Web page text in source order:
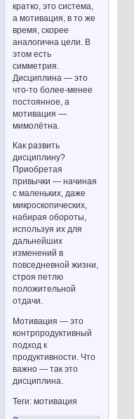
кратко, это система,
а мотивация, в то же
время, скорее
аналогична цели. В
этом есть
симметрия.
Дисциплина — это
что-то более-менее
постоянное, а
мотивация —
мимолётна.
Как развить
дисциплину?
Приобретая
привычки — начиная
с маленьких, даже
микроскопических,
набирая обороты,
используя их для
дальнейших
изменений в
повседневной жизни,
строя петлю
положительной
отдачи.
Мотивация — это
контрпродуктивный
подход к
продуктивности. Что
важно — так это
дисциплина.
Теги: мотивация